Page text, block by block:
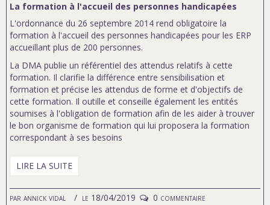
par annick vidal le 18/04/2019 0 commentaire
La formation à l'accueil des personnes handicapées
L'ordonnance du 26 septembre 2014 rend obligatoire la
formation à l'accueil des personnes handicapées pour les ERP
accueillant plus de 200 personnes.
La DMA publie un référentiel des attendus relatifs à cette
formation. Il clarifie la différence entre sensibilisation et
formation et précise les attendus de forme et d'objectifs de
cette formation. Il outille et conseille également les entités
soumises à l'obligation de formation afin de les aider à trouver
le bon organisme de formation qui lui proposera la formation
correspondant à ses besoins
LIRE LA SUITE